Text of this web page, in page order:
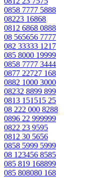
0858 7777 5888
08223 16868
0812 6868 0888
08 565656 7777
082 33333 1217
085 8000 19999
0858 7777 3444
0877 22727 168
0882 1000 3000
08232 8899 899
0813 151515 25
08 222 000 8288
0896 22 999999
0822 23 9595
0812 30 5656
0858 5999 5999
08 123456 8585
085 819 168899
085 808080 168